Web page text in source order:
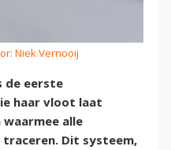
Niek Vernooij
de eerste
haar vloot laat
alle
Dit systeem,